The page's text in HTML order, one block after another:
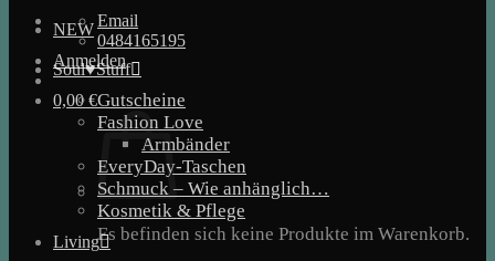
Email
0484165195
Anmelden
0,00€
Es befinden sich keine Produkte im Warenkorb.
NEW
Soul♥Stuff
Gutscheine
Fashion Love
Armbänder
EveryDay-Taschen
Schmuck – Wie anhänglich…
Kosmetik & Pflege
Living